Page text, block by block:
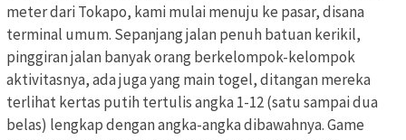
meter dari Tokapo, kami mulai menuju ke pasar, disana
terminal umum. Sepanjang jalan penuh batuan kerikil,
pinggiran jalan banyak orang berkelompok-kelompok
aktivitasnya, ada juga yang main togel, ditangan mereka
terlihat kertas putih tertulis angka 1-12 (satu sampai dua
belas) lengkap dengan angka-angka dibawahnya. Game